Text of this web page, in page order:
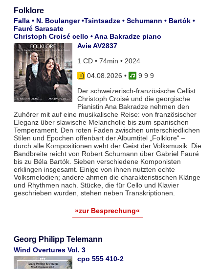
Folklore
Falla • N. Boulanger •Tsintsadze • Schumann • Bartók •
Fauré Sarasate
Christoph Croisé cello • Ana Bakradze piano
Avie AV2837
1 CD • 74min • 2024
04.08.2026 •
9 9 9
Der schweizerisch-französische Cellist
Christoph Croisé und die georgische
Pianistin Ana Bakradze nehmen den
Zuhörer mit auf eine musikalische Reise: von französischer
Eleganz über slawische Melancholie bis zum spanischen
Temperament. Den roten Faden zwischen unterschiedlichen
Stilen und Epochen offenbart der Albumtitel „Folklore“ –
durch alle Kompositionen weht der Geist der Volksmusik. Die
Bandbreite reicht von Robert Schumann über Gabriel Fauré
bis zu Béla Bartók. Sieben verschiedene Komponisten
erklingen insgesamt. Einige von ihnen nutzten echte
Volksmelodien; andere ahmen die charakteristischen Klänge
und Rhythmen nach. Stücke, die für Cello und Klavier
geschrieben wurden, stehen neben Transkriptionen.
»zur Besprechung«
Georg Philipp Telemann
Wind Overtures Vol. 3
cpo 555 410-2